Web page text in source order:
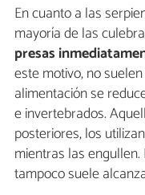
En cuanto a las
mayoría de las
presas
este motivo, no
alimentación se
e invertebrados.
posteriores, los
mientras las
tampoco suele